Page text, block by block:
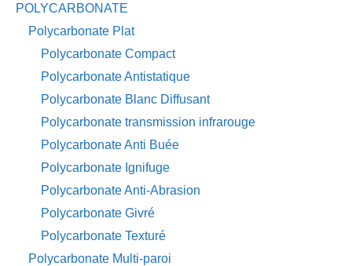
POLYCARBONATE
Polycarbonate Plat
Polycarbonate Compact
Polycarbonate Antistatique
Polycarbonate Blanc Diffusant
Polycarbonate transmission infrarouge
Polycarbonate Anti Buée
Polycarbonate Ignifuge
Polycarbonate Anti-Abrasion
Polycarbonate Givré
Polycarbonate Texturé
Polycarbonate Multi-paroi